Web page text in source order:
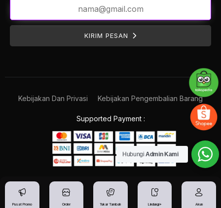
KIRIM PESAN
Supported Payment :
Kebijakan Dan Privasi Kebijakan Pengembalian Barang
Pusat Promo Order Tukar Tambah Lindungi+ Akun
Hubungi Admin Kami